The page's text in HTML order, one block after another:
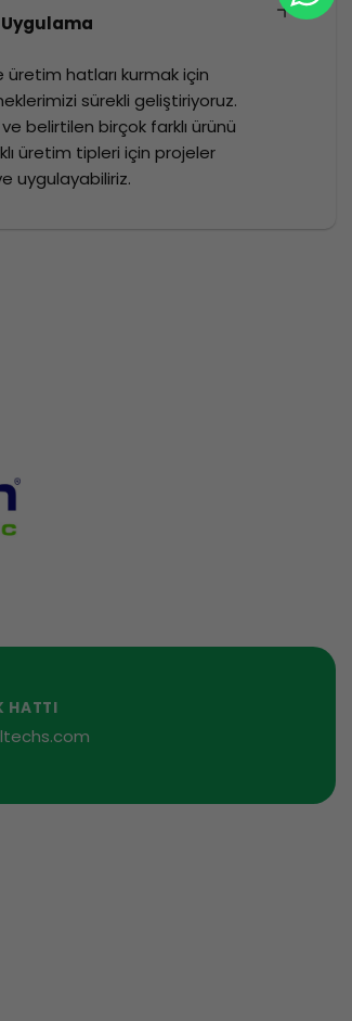
Uygulama
üretim hatları kurmak için
sürekli geliştiriyoruz.
belirtilen birçok farklı ürünü
üretim tipleri için projeler
uygulayabiliriz.
HATTI